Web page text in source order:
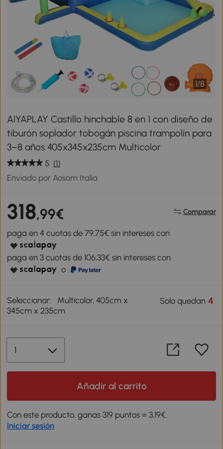
1/8
AIYAPLAY Castillo hinchable 8 en 1 con diseño de
tiburón soplador tobogán piscina trampolín para
3–8 años 405x345x235cm Multicolor
5 (1)
Enviado por Aosom Italia
318,99€ Comparar
paga en 4 cuotas de 79,75€ sin intereses con
paga en 3 cuotas de 106,33€ sin intereses con
o
Seleccionar:
Multicolor, 405cm x
345cm x 235cm
Solo quedan4
Añadir al carrito
Con este producto, ganas 319 puntos = 3,19€.
Iniciar sesión